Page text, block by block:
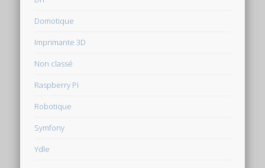
Domotique
Imprimante 3D
Non classé
Raspberry Pi
Robotique
Symfony
Ydle